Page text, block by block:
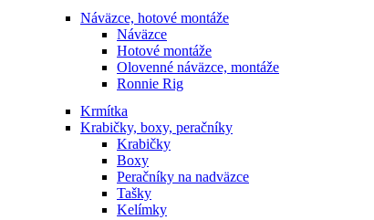
Náväzce, hotové montáže
Náväzce
Hotové montáže
Olovenné náväzce, montáže
Ronnie Rig
Krmítka
Krabičky, boxy, peračníky
Krabičky
Boxy
Peračníky na nadväzce
Tašky
Kelímky